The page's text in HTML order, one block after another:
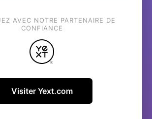
AVEC NOTRE PARTENAIRE DE
CONFIANCE
Visiter Yext.com